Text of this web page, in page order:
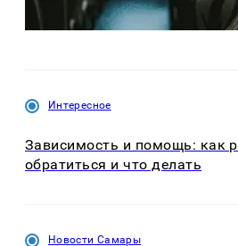
Интересное
Зависимость и помощь: как
обратиться и что делать
Новости Самары